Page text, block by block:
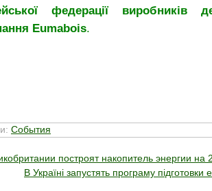
федерації виробників
Eumabois.
События
построят накопитель энергии на
В Україні запустять програму